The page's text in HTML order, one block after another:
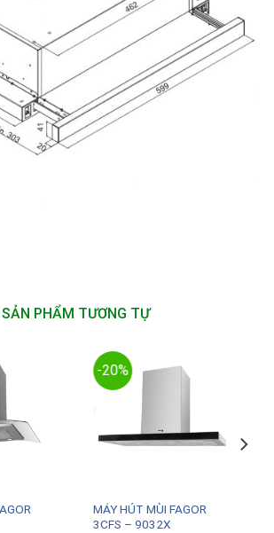
SẢN PHẨM TƯƠNG TỰ
-20%
MÁY HÚT MÙI FAGOR
3CFS – 9032X